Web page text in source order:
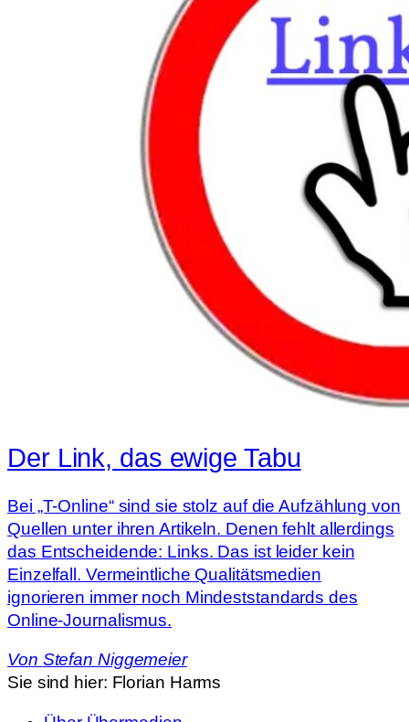
Der Link, das ewige Tabu
Bei „T-Online“ sind sie stolz auf die Aufzählung von
Quellen unter ihren Artikeln. Denen fehlt allerdings
das Entscheidende: Links. Das ist leider kein
Einzelfall. Vermeintliche Qualitätsmedien
ignorieren immer noch Mindeststandards des
Online-Journalismus.
Von Stefan Niggemeier
Sie sind hier: Florian Harms